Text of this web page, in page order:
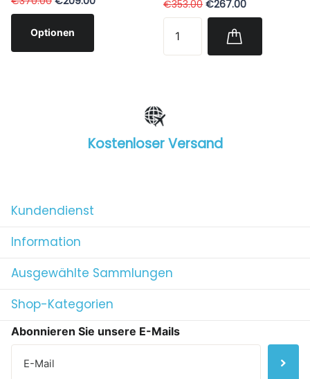
Optionen
€353.00 €267.00
Kostenloser Versand
Kundendienst
Information
Ausgewählte Sammlungen
Shop-Kategorien
Abonnieren Sie unsere E-Mails